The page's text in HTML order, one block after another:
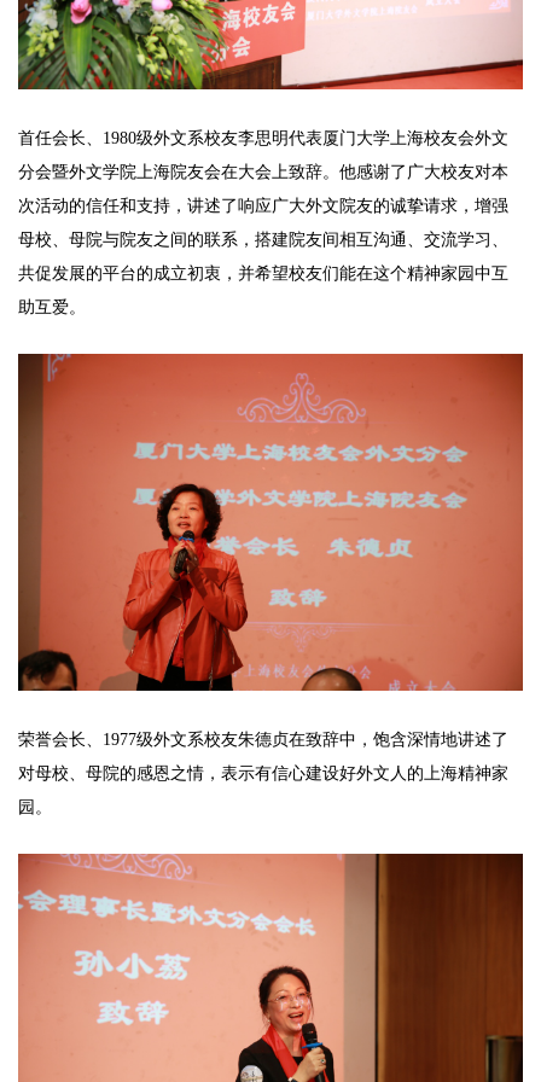
首任会长、1980级外文系校友李思明代表厦门大学上海校友会外文
分会暨外文学院上海院友会在大会上致辞。他感谢了广大校友对本
次活动的信任和支持，讲述了响应广大外文院友的诚挚请求，增强
母校、母院与院友之间的联系，搭建院友间相互沟通、交流学习、
共促发展的平台的成立初衷，并希望校友们能在这个精神家园中互
助互爱。
荣誉会长、1977级外文系校友朱德贞在致辞中，饱含深情地讲述了
对母校、母院的感恩之情，表示有信心建设好外文人的上海精神家
园。